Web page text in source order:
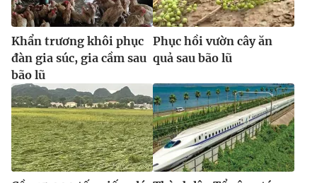
Khẩn trương khôi phục
đàn gia súc, gia cầm sau
bão lũ
Phục hồi vườn cây ăn
quả sau bão lũ